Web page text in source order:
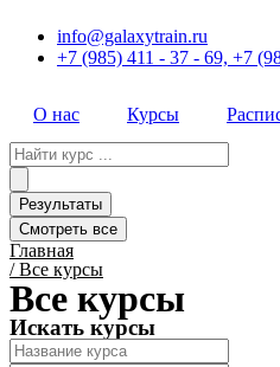
info@galaxytrain.ru
+7 (985) 411 - 37 - 69, +7
О нас Курсы
Search
...
Результаты
Смотреть все
Главная
/ Все курсы
Все курсы
Искать курсы